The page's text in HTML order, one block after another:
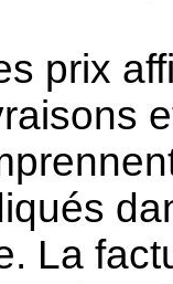
prix
La